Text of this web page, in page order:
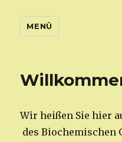
MENÜ
Wir heißen Sie hier
des Biochemischen